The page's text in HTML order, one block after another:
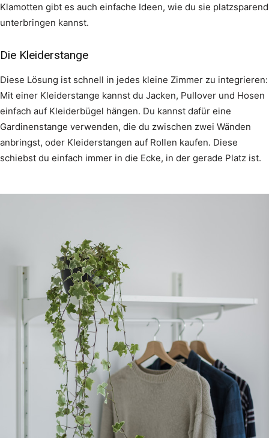
Klamotten gibt es auch einfache Ideen, wie du sie platzsparend
unterbringen kannst.
Die Kleiderstange
Diese Lösung ist schnell in jedes kleine Zimmer zu integrieren:
Mit einer Kleiderstange kannst du Jacken, Pullover und Hosen
einfach auf Kleiderbügel hängen. Du kannst dafür eine
Gardinenstange verwenden, die du zwischen zwei Wänden
anbringst, oder Kleiderstangen auf Rollen kaufen. Diese
schiebst du einfach immer in die Ecke, in der gerade Platz ist.